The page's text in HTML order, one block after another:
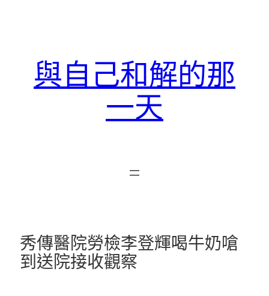
與自己和解的那
一天
秀傳醫院勞檢李登輝喝牛奶嗆
到送院接收觀察